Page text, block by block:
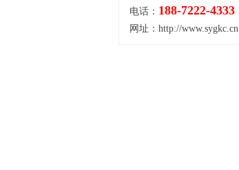
电话： 188-7222-4333
网址：http://www.sygkc.cn